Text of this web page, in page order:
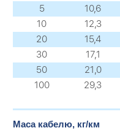
5 10,6
10
12,3
20
15,4
30
17,1
50
21,0
100
29,3
Маса кабелю, кг/км